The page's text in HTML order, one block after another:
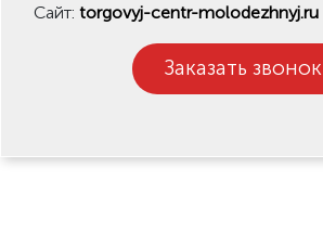
Сайт: torgovyj-centr-molodezhnyj.ru
Заказать звонок